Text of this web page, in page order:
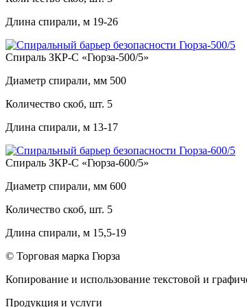
Длина спирали, м 19-26
Спираль ЗКР-С «Гюрза-500/5»
Диаметр спирали, мм 500
Количество скоб, шт. 5
Длина спирали, м 13-17
Спираль ЗКР-С «Гюрза-600/5»
Диаметр спирали, мм 600
Количество скоб, шт. 5
Длина спирали, м 15,5-19
© Торговая марка Гюрза
Копирование и использование текстовой и
Продукция и услуги